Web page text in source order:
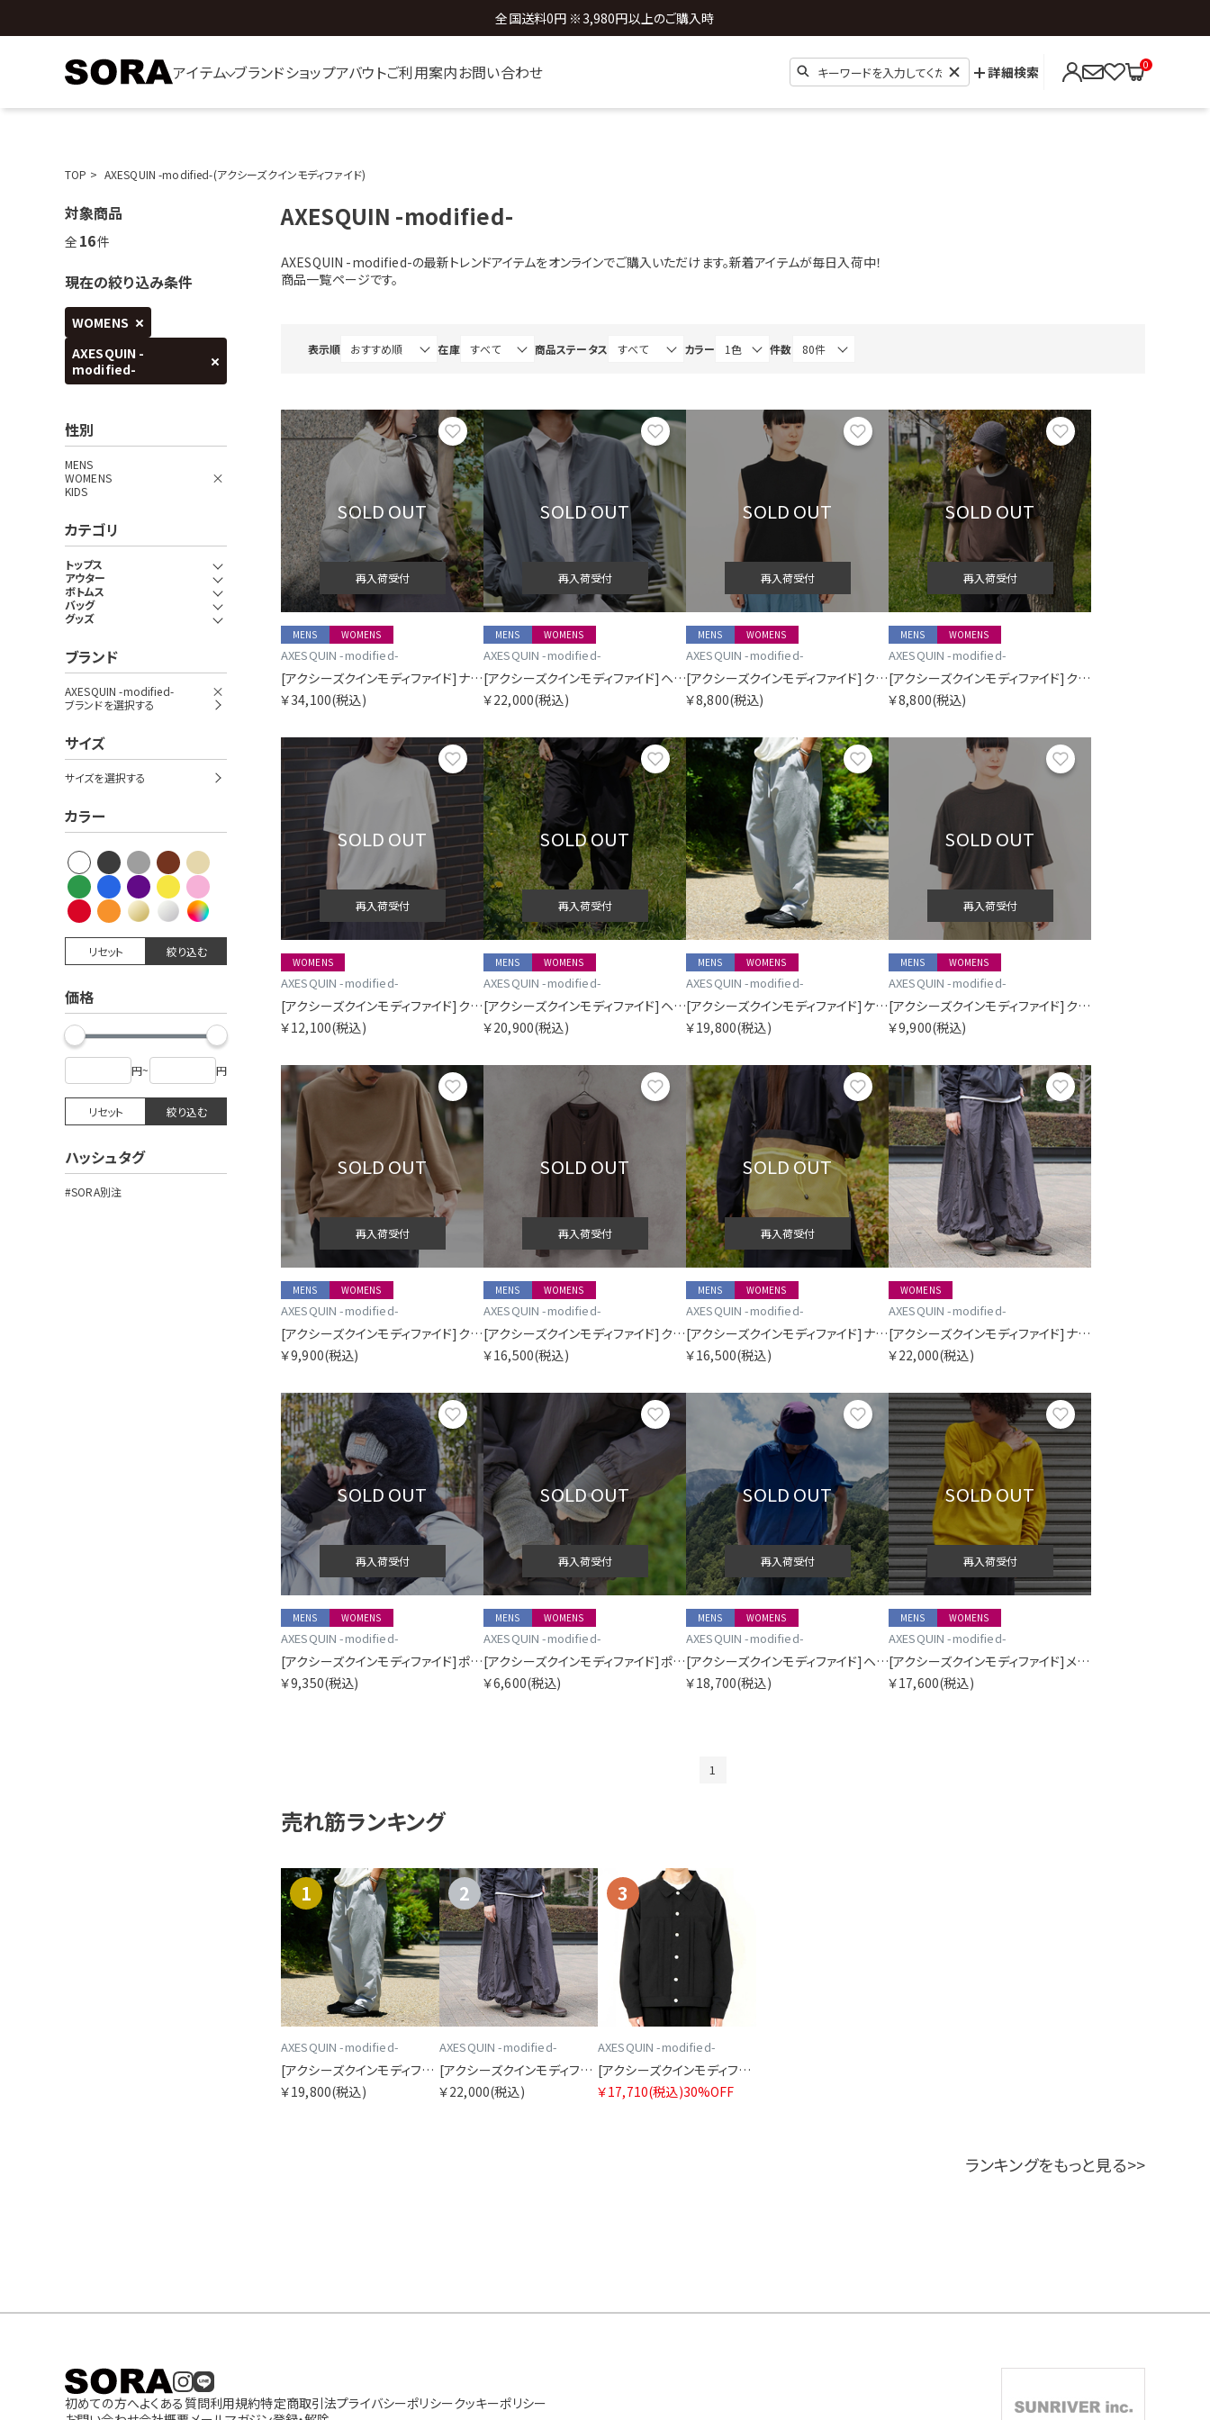
全国送料0円 ※3,980円以上のご購入時
アイテム ブランドショップアバウトご利用案内お問い合わせ 詳細検索 0
TOP AXESQUIN -modified-(アクシーズクインモディファイド)
対象商品
全 16件
現在の絞り込み条件
WOMENS
AXESQUIN -
modified-
性別
MENS
WOMENS
KIDS
カテゴリ
トップス
アウター
ボトムス
バッグ
グッズ
ブランド
AXESQUIN -modified-
ブランドを選択する
サイズ
サイズを選択する
カラー
リセット 絞り込む
価格
円~ 円
リセット 絞り込む
ハッシュタグ
#SORA別注
AXESQUIN -modified-
AXESQUIN -modified-の最新トレンドアイテムをオンラインでご購入いただけます。新着アイテムが毎日入荷中！
商品一覧ページです。
表示順 在庫 商品ステータス カラー 件数
お気に入り
SOLD OUT
再入荷受付
MENS WOMENS
AXESQUIN -modified-
[アクシーズクインモディファイド]ナイロン タフタ バイアス ジップ ジャケット
￥34,100(税込)
お気に入り
SOLD OUT
再入荷受付
MENS WOMENS
AXESQUIN -modified-
[アクシーズクインモディファイド]ヘリウム マルチパーパス ジャケット
￥22,000(税込)
お気に入り
SOLD OUT
再入荷受付
MENS WOMENS
AXESQUIN -modified-
[アクシーズクインモディファイド]クイックドライ エコ ワッフル スリーブレス ティー
￥8,800(税込)
お気に入り
SOLD OUT
再入荷受付
MENS WOMENS
AXESQUIN -modified-
[アクシーズクインモディファイド]クイックドライ トリム ティー
￥8,800(税込)
お気に入り
SOLD OUT
再入荷受付
WOMENS
AXESQUIN -modified-
[アクシーズクインモディファイド]クイックドライ コクーン ティー
￥12,100(税込)
お気に入り
SOLD OUT
再入荷受付
MENS WOMENS
AXESQUIN -modified-
[アクシーズクインモディファイド]ヘリウム ビッグ パンツ
￥20,900(税込)
お気に入り
MENS WOMENS
AXESQUIN -modified-
[アクシーズクインモディファイド]ケミカル モンペ パンツ
￥19,800(税込)
SOLD OUT
再入荷受付
MENS WOMENS
AXESQUIN -modified-
[アクシーズクインモディファイド]クイックドライ ハーフスリーブ ストリング ティー
￥9,900(税込)
お気に入り
SOLD OUT
再入荷受付
MENS WOMENS
AXESQUIN -modified-
[アクシーズクインモディファイド]クイックドライエコワッフルフットボールTシャツ
￥9,900(税込)
お気に入り
SOLD OUT
再入荷受付
MENS WOMENS
AXESQUIN -modified-
[アクシーズクインモディファイド]クイックドライクルーカーディガン
￥16,500(税込)
お気に入り
SOLD OUT
再入荷受付
MENS WOMENS
AXESQUIN -modified-
[アクシーズクインモディファイド]ナイロン2ウェイトートバッグ
￥16,500(税込)
お気に入り
WOMENS
AXESQUIN -modified-
[アクシーズクインモディファイド]ナイロンタフタイージースカート
￥22,000(税込)
お気に入り
SOLD OUT
再入荷受付
MENS WOMENS
AXESQUIN -modified-
[アクシーズクインモディファイド]ポーラテックハイロフトバラクラバ
￥9,350(税込)
SOLD OUT
再入荷受付
MENS WOMENS
AXESQUIN -modified-
[アクシーズクインモディファイド]ポーラテックハイロフトグローブ
￥6,600(税込)
お気に入り
SOLD OUT
再入荷受付
MENS WOMENS
AXESQUIN -modified-
[アクシーズクインモディファイド]ヘリウムオープンカラーショートスリーブシャツ SORA別注
￥18,700(税込)
お気に入り
SOLD OUT
再入荷受付
MENS WOMENS
AXESQUIN -modified-
[アクシーズクインモディファイド]メリノベーシックロングスリーブティー
￥17,600(税込)
1
売れ筋ランキング
1
AXESQUIN -modified-
[アクシーズクインモディファイド]ケミカル モンペ パンツ
￥19,800(税込)
2
AXESQUIN -modified-
[アクシーズクインモディファイド]ナイロンタフタイージースカート
￥22,000(税込)
3
AXESQUIN -modified-
[アクシーズクインモディファイド]エコナイロントラッカージャケット
￥17,710(税込)30%OFF
ランキングをもっと見る>>
初めての方へよくある質問利用規約特定商取引法プライバシーポリシークッキーポリシー